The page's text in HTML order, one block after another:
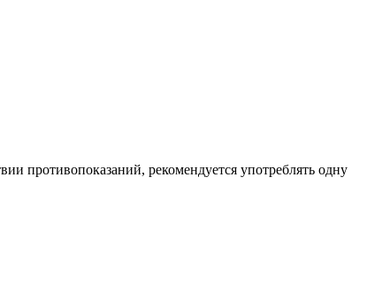
противопоказаний, рекомендуется употреблять одну